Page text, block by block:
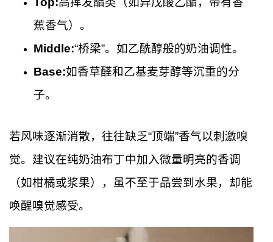
蕉香气）。
Middle:“桥梁”。如乙酰醇般的奶油调性。
Base:如香草醛和乙基麦芽醇等沉重的分
子。
若风味逐渐消散，往往缺乏“顶端”香气以刺激嗅
觉。建议在纯奶油布丁中加入微量明亮的香调
（如柑橘或浆果），虽不至于品尝到水果，却能
唤醒嗅觉感受。